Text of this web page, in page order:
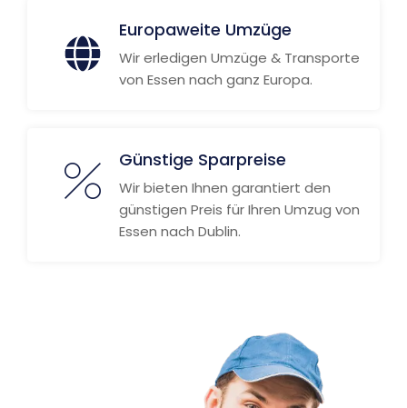
Europaweite Umzüge
Wir erledigen Umzüge & Transporte
von Essen nach ganz Europa.
Günstige Sparpreise
Wir bieten Ihnen garantiert den
günstigen Preis für Ihren Umzug von
Essen nach Dublin.